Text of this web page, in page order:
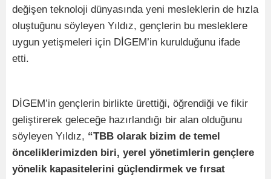
değişen teknoloji dünyasında yeni mesleklerin de hızla
oluştuğunu söyleyen Yıldız, gençlerin bu mesleklere
uygun yetişmeleri için DİGEM’in kurulduğunu ifade
etti.
DİGEM’in gençlerin birlikte ürettiği, öğrendiği ve fikir
geliştirerek geleceğe hazırlandığı bir alan olduğunu
söyleyen Yıldız, “TBB olarak bizim de temel
önceliklerimizden biri, yerel yönetimlerin gençlere
yönelik kapasitelerini güçlendirmek ve fırsat